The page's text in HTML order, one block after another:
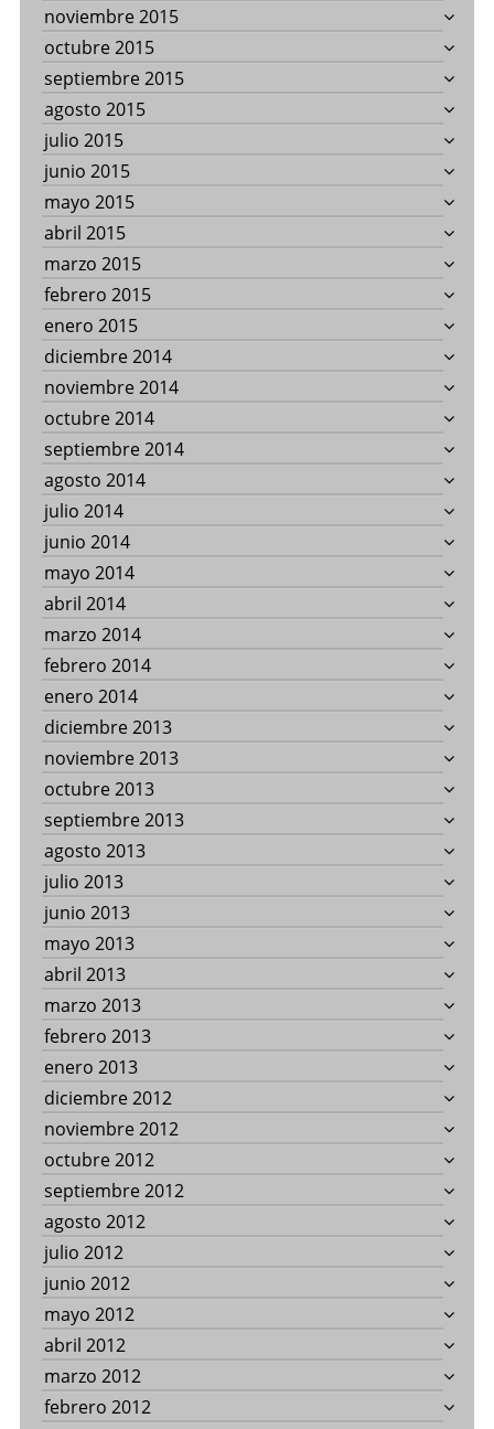
noviembre 2015
octubre 2015
septiembre 2015
agosto 2015
julio 2015
junio 2015
mayo 2015
abril 2015
marzo 2015
febrero 2015
enero 2015
diciembre 2014
noviembre 2014
octubre 2014
septiembre 2014
agosto 2014
julio 2014
junio 2014
mayo 2014
abril 2014
marzo 2014
febrero 2014
enero 2014
diciembre 2013
noviembre 2013
octubre 2013
septiembre 2013
agosto 2013
julio 2013
junio 2013
mayo 2013
abril 2013
marzo 2013
febrero 2013
enero 2013
diciembre 2012
noviembre 2012
octubre 2012
septiembre 2012
agosto 2012
julio 2012
junio 2012
mayo 2012
abril 2012
marzo 2012
febrero 2012